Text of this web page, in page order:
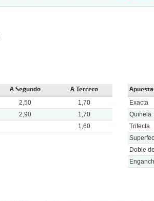
A Segundo A Tercero
2,50
1,70
2,90
1,70
1,60
Exacta
Quinela
Trifecta
Doble